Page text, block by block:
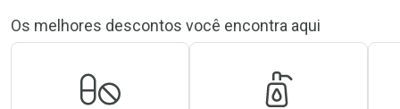
Os melhores descontos você encontra aqui